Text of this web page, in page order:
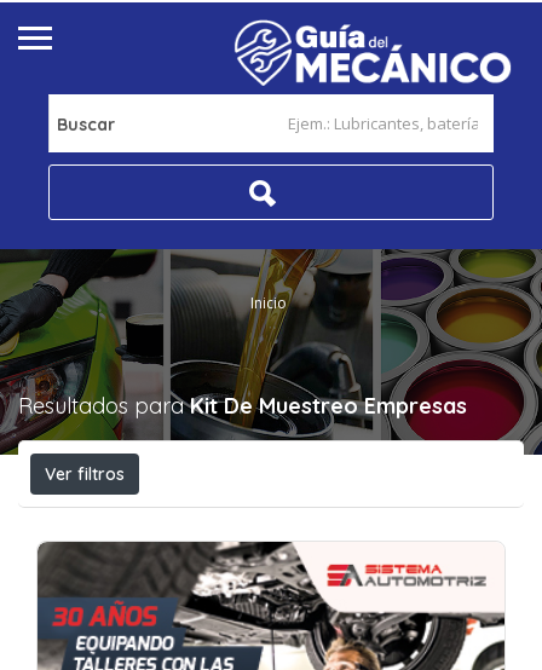
Buscar
Inicio
Resultados paraKit De Muestreo Empresas
Ver filtros